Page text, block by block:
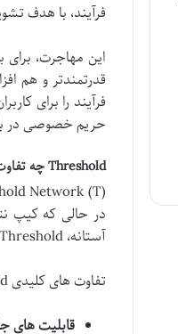
فرآیند، با هدف
این مهاجرت،
فرآیند را برای
حریم خصوصی در
Threshold چه تفاوت هایی با Keep Network دارد؟ گامی رو به جلو
آستانه، Threshold این دو قابلیت را در یک پلتفرم واحد و قدرتمند ادغام کرده است.
تفاوت های کلیدی Threshold نسبت به کیپ نتورک را می توان در موارد زیر مشاهده کرد:
قابلیت